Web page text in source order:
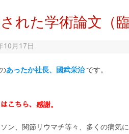
れた学術論文（臨
10月17日
あったか社長、國武栄治です。
こちら、感謝。
ン、関節リウマチ等々、多くの病気